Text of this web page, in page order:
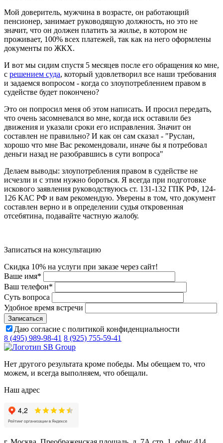
Мой доверитель, мужчина в возрасте, он работающий
пенсионер, занимает руководящую должность, но это не
значит, что он должен платить за жилье, в котором не
проживает, 100% всех платежей, так как на него оформлены
документы по ЖКХ.
И вот мы сидим спустя 5 месяцев после его обращения ко мне,
с решением суда, который удовлетворил все наши требования
и задаемся вопросом - когда со злоупотреблением правом в
судействе будет покончено?
Это он попросил меня об этом написать. И просил передать,
что очень засомневался во мне, когда иск оставили без
движения и указали сроки его исправления. Значит он
составлен не правильно? И как он сам сказал - "Руслан,
хорошо что мне Вас рекомендовали, иначе бы я потребовал
деньги назад не разобравшись в сути вопроса"
Делаем выводы: злоупотребления правом в судействе не
исчезли и с этим нужно бороться. Я всегда при подготовке
искового заявления руководствуюсь ст. 131-132 ГПК РФ, 124-
126 КАС РФ и вам рекомендую. Уверены в том, что документ
составлен верно и в определении судья откровенная
отсебятина, подавайте частную жалобу.
Записаться на консультацию
Скидка 10% на услуги при заказе через сайт!
Ваше имя*
Ваш телефон*
Суть вопроса
Удобное время встречи
Даю согласие с политикой конфиденциальности
8 (495) 989-98-41 8 (925) 755-59-41
Нет другого результата кроме победы. Мы обещаем то, что
можем, и всегда выполняем, что обещали.
Наш адрес